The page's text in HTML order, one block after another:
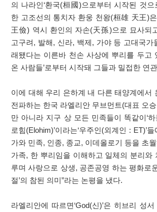
의 나라인‘환국(桓國)으로부터 시작된 것
한 고조선의 통치자 환웅 천왕(桓雄 天王)
王儉) 역시 환인의 자손(天孫)으로 묘사되
고구려, 발해, 신라, 백제, 가야 등 고대국가
래됐다는 이른바 천손 사상에 뿌리를 두고
온 사람들’로부터 시작돼 그들과 밀접한 연
이에 대해 우리 은하계 내 다른 태양계에서
전파하는 한국 라엘리안 무브먼트(대표 오
만 아니라 지구 상 모든 민족들이 똑같이‘
로힘(Elohim)’이라는‘우주인(외계인 : ET)’
가와 민족, 인종, 종교, 이데올로기 등을 초
가족, 한 뿌리임을 이해하고 일체의 분리
루며 사랑으로 상생, 공존공영 하는 평화로
절’의 참된 의미”라는 논평을 냈다.
라엘리안에 따르면‘God(신)’은 히브리 성